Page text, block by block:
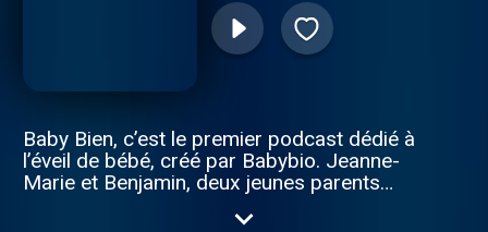
Baby Bien, c’est le premier podcast dédié à
l’éveil de bébé, créé par Babybio. Jeanne-
Marie et Benjamin, deux jeunes parents
expériences et découvertes, liées au bien-